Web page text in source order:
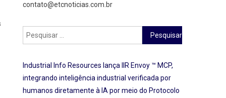
contato@etcnoticias.com.br
Pesquisar
por:
Industrial Info Resources lança IIR Envoy ™ MCP,
integrando inteligência industrial verificada por
humanos diretamente à IA por meio do Protocolo